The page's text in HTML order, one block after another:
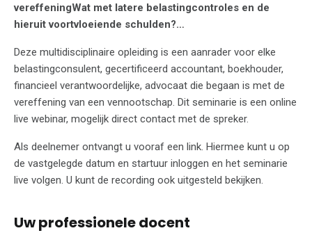
vereffeningWat met latere belastingcontroles en de
hieruit voortvloeiende schulden?…
Deze multidisciplinaire opleiding is een aanrader voor elke
belastingconsulent, gecertificeerd accountant, boekhouder,
financieel verantwoordelijke, advocaat die begaan is met de
vereffening van een vennootschap. Dit seminarie is een online
live webinar, mogelijk direct contact met de spreker.
Als deelnemer ontvangt u vooraf een link. Hiermee kunt u op
de vastgelegde datum en startuur inloggen en het seminarie
live volgen. U kunt de recording ook uitgesteld bekijken.
Uw professionele docent